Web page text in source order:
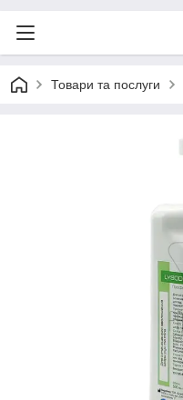
Товари та послуги